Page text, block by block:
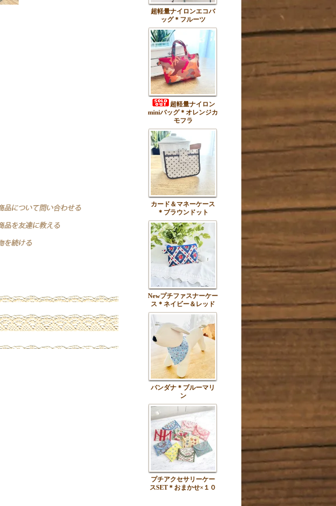
超軽量ナイロンエコバ
ッグ＊フルーツ
超軽量ナイロン
miniバッグ＊オレンジカ
モフラ
カード＆マネーケース
＊ブラウンドット
Newプチファスナーケー
ス＊ネイビー＆レッド
バンダナ＊ブルーマリ
ン
プチアクセサリーケー
スSET＊おまかせ×１０